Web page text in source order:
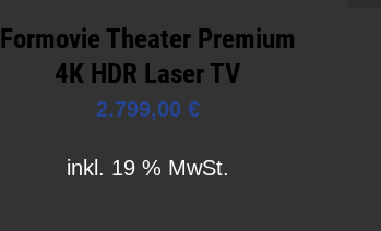
Formovie Theater Premium
4K HDR Laser TV
2.799,00 €
inkl. 19 % MwSt.